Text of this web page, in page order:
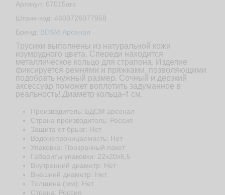
Артикул: 67015ars
Штрих-код: 4603726077958
Бренд:
BDSM Арсенал
Трусики выполнены из натуральной кожи
изумрудного цвета. Спереди находится
металлическое кольцо для страпона. Изделие
фиксируется ремнями и пряжками, позволяющими
подобрать нужный размер. Сочный и дерзкий
аксессуар поможет воплотить задуманное в
реальность! Диаметр кольца-4 см.
Производитель: БДСМ арсенал
Страна производитель: Россия
Защита от брызг: Нет
Водонепроницаемость: Нет
Упаковка: Прозрачный пакет
Габариты упаковки: 22x20x6,5
Внутренний диаметр: Нет
Внешний диаметр: Нет
Толщина (мм): Нет
Страна: Россия